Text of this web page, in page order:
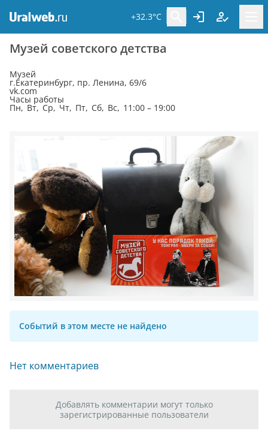
+32.3°C
Музей советского детства
Музей
г.Екатеринбург, пр. Ленина, 69/6
vk.com
Часы работы
Пн, Вт, Ср, Чт, Пт, Сб, Вс, 11:00 – 19:00
Событий в этом месте не найдено
Нет комментариев
Добавлять комментарии могут только
зарегистрированные пользователи